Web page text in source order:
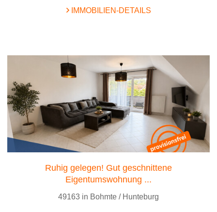
IMMOBILIEN-DETAILS
Ruhig gelegen! Gut geschnittene
Eigentumswohnung ...
49163 in Bohmte / Hunteburg